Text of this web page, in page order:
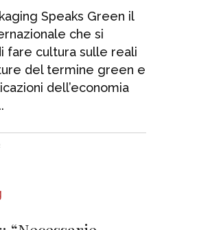
Speaks Green il
che si
fare cultura sulle reali
del termine green e
dell’economia